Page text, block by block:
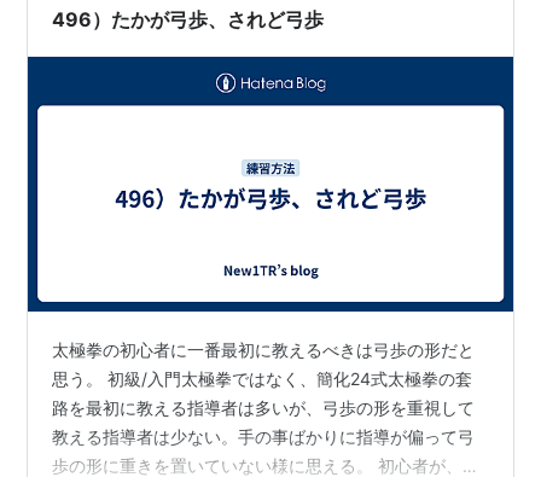
が出来ますか？出来ない様なら、お尻の向…
496）たかが弓歩、されど弓歩
太極拳の初心者に一番最初に教えるべきは弓歩の形だと
思う。 初級/入門太極拳ではなく、簡化24式太極拳の套
路を最初に教える指導者は多いが、弓歩の形を重視して
教える指導者は少ない。手の事ばかりに指導が偏って弓
歩の形に重きを置いていない様に思える。 初心者が、起